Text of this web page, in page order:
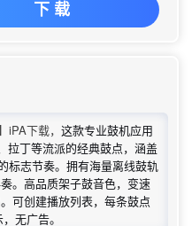
下 载
下载， 这款专业鼓机应用
拉丁等流派的经典鼓点，涵盖
标志节奏。拥有海量离线鼓轨
。高品质架子鼓音色，变速
可创建播放列表，每条鼓点
无广告。